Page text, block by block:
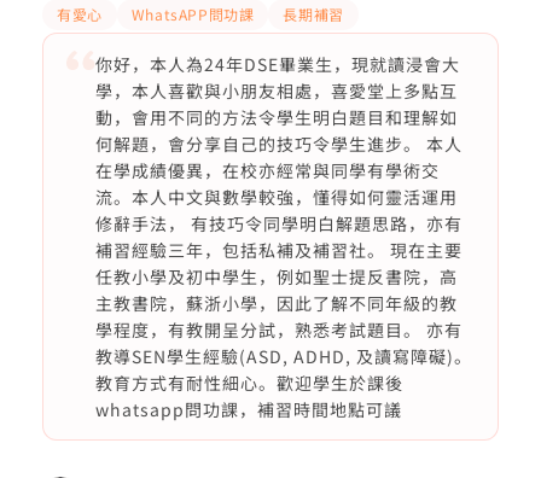
有愛心 WhatsAPP問功課 長期補習
你好，本人為24年DSE畢業生，現就讀浸會大
學，本人喜歡與小朋友相處，喜愛堂上多點互
動，會用不同的方法令學生明白題目和理解如
何解題，會分享自己的技巧令學生進步。 本人
在學成績優異，在校亦經常與同學有學術交
流。本人中文與數學較強，懂得如何靈活運用
修辭手法， 有技巧令同學明白解題思路，亦有
補習經驗三年，包括私補及補習社。 現在主要
任教小學及初中學生，例如聖士提反書院，高
主教書院，蘇浙小學，因此了解不同年級的教
學程度，有教開呈分試，熟悉考試題目。 亦有
教導SEN學生經驗(ASD, ADHD, 及讀寫障礙)。
教育方式有耐性細心。歡迎學生於課後
whatsapp問功課，補習時間地點可議